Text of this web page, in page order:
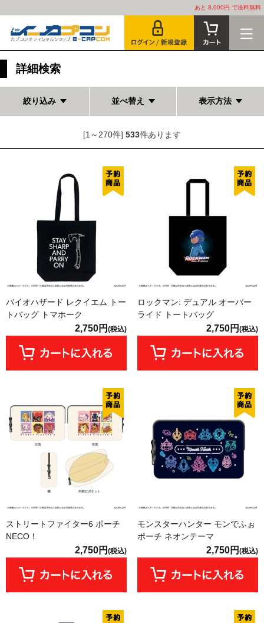
あと 8,000円 で送料無料
詳細検索
絞り込み 並べ替え 表示方法
[1～270件] 533件あります
バイオハザード レクイエム トー
トバッグ トマホーク
2,750円 (税込)
ロックマン: デュアル オーバー
ライド トートバッグ
2,750円 (税込)
ストリートファイター6 ポーチ
NECO！
2,750円 (税込)
モンスターハンター モンでふぉ
ポーチ ネオンテーマ
2,750円 (税込)